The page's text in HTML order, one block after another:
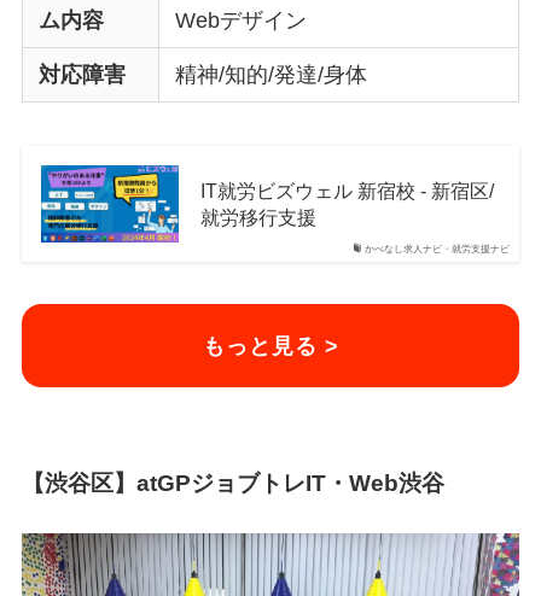
ム内容
Webデザイン
対応障害 精神/知的/発達/身体
かべなし求人ナビ・就労支援ナビ
IT就労ビズウェル 新宿校 - 新宿区/
就労移行支援
もっと見る >
【渋谷区】atGPジョブトレIT・Web渋谷